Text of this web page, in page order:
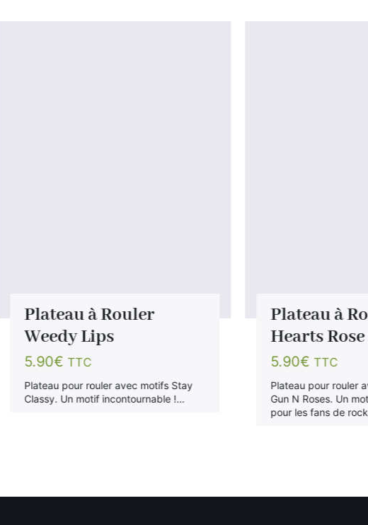
Plateau à Rouler
Weedy Lips
5.90€ TTC
Plateau pour rouler avec motifs Stay
Classy. Un motif incontournable !…
Plateau à
Hearts Rose
5.90€ TTC
Plateau pour rouler
Gun N Roses. Un
pour les fans de